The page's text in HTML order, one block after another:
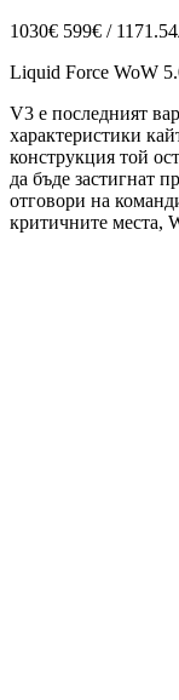
1030€ 599€ /
Liquid Force WoW
V3 е последният
характеристики
конструкция той
да бъде застигнат
отговори на
критичните места,